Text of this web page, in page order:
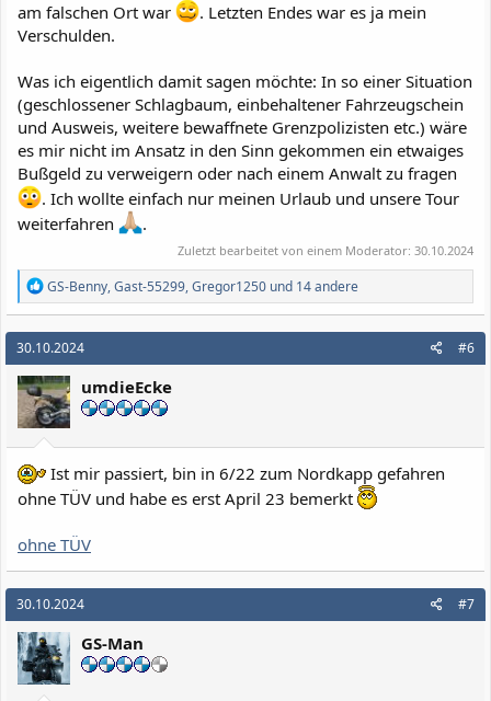
am falschen Ort war
. Letzten Endes war es ja mein
Verschulden.
Was ich eigentlich damit sagen möchte: In so einer Situation
(geschlossener Schlagbaum, einbehaltener Fahrzeugschein
und Ausweis, weitere bewaffnete Grenzpolizisten etc.) wäre
es mir nicht im Ansatz in den Sinn gekommen ein etwaiges
Bußgeld zu verweigern oder nach einem Anwalt zu fragen
. Ich wollte einfach nur meinen Urlaub und unsere Tour
weiterfahren
.
Zuletzt bearbeitet von einem Moderator: 30.10.2024
R
e
a
k
t
i
o
n
e
n
GS-Benny,Gast-55299,Gregor1250 und 14 andere
30.10.2024 #6
umdieEcke
Ist mir passiert, bin in 6/22 zum Nordkapp gefahren
ohne TÜV und habe es erst April 23 bemerkt
ohne TÜV
30.10.2024 #7
GS-Man